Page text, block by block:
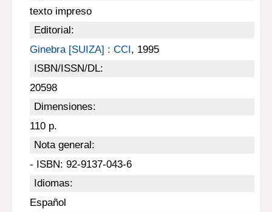
texto impreso
Editorial:
Ginebra [SUIZA] : CCI, 1995
ISBN/ISSN/DL:
20598
Dimensiones:
110 p.
Nota general:
- ISBN: 92-9137-043-6
Idiomas:
Español